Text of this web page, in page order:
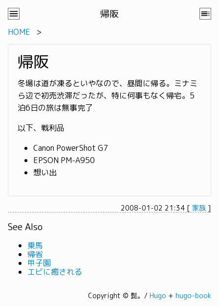
帰阪
HOME
帰阪
冬場は道が凍るといやなので、昼間に帰る。ミナミ
ら辺で初売渋滞だったが、特に何事もなく帰宅。5
泊6日の旅は無事完了
以下、戦利品
Canon PowerShot G7
EPSON PM-A950
想い出
2008-01-02 21:34 [ 家族 ]
See Also
乗馬
帰省
甲子園
エビに癒される
Copyright © 髭。/ Hugo + hugo-book